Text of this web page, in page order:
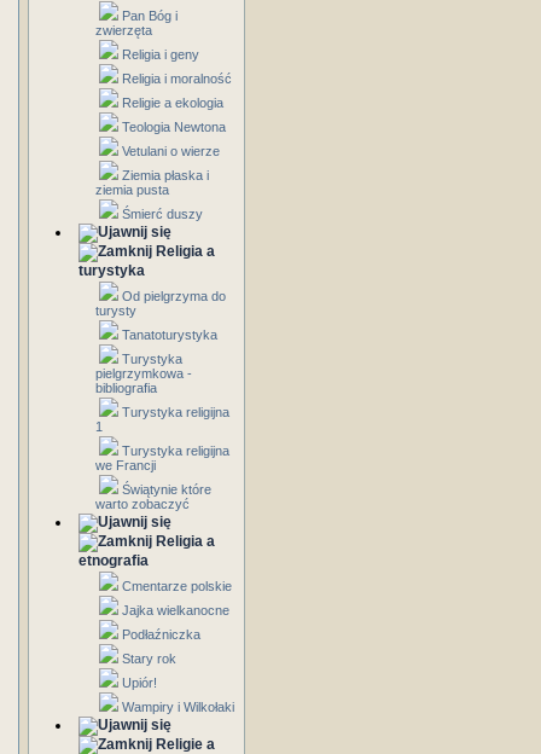
Pan Bóg i
zwierzęta
Religia i geny
Religia i moralność
Religie a ekologia
Teologia Newtona
Vetulani o wierze
Ziemia płaska i
ziemia pusta
Śmierć duszy
Religia a
turystyka
Od pielgrzyma do
turysty
Tanatoturystyka
Turystyka
pielgrzymkowa -
bibliografia
Turystyka religijna
1
Turystyka religijna
we Francji
Świątynie które
warto zobaczyć
Religia a
etnografia
Cmentarze polskie
Jajka wielkanocne
Podłaźniczka
Stary rok
Upiór!
Wampiry i Wilkołaki
Religie a